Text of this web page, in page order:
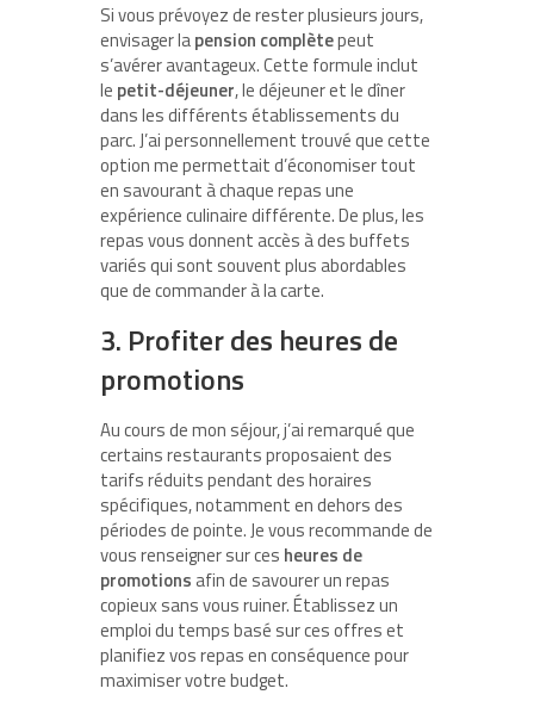
Si vous prévoyez de rester plusieurs jours,
envisager lapension complètepeut
s’avérer avantageux. Cette formule inclut
le petit-déjeuner, le déjeuner et le dîner
dans les différents établissements du
parc. J’ai personnellement trouvé que cette
option me permettait d’économiser tout
en savourant à chaque repas une
expérience culinaire différente. De plus, les
repas vous donnent accès à des buffets
variés qui sont souvent plus abordables
que de commander à la carte.
3. Profiter des heures de
promotions
Au cours de mon séjour, j’ai remarqué que
certains restaurants proposaient des
tarifs réduits pendant des horaires
spécifiques, notamment en dehors des
périodes de pointe. Je vous recommande de
vous renseigner sur ces heures de
promotions afin de savourer un repas
copieux sans vous ruiner. Établissez un
emploi du temps basé sur ces offres et
planifiez vos repas en conséquence pour
maximiser votre budget.